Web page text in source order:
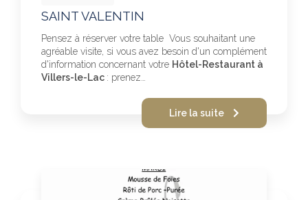
SAINT VALENTIN
Pensez à réserver votre table Vous souhaitant une
agréable visite, si vous avez besoin d'un complément
d'information concernant votre Hôtel-Restaurant à
Villers-le-Lac : prenez…
Lire la suite